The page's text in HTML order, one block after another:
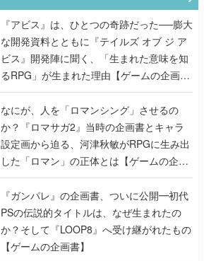
『アビス』は、ひとつの奇跡だった──膨大
な開発資料とともに『テイルズ オブ ジ ア
ビス』開発陣に聞く、「生まれた意味を知
るRPG」が生まれた理由【ゲームの企画
書】
なにが、人を「ロマンシング」させるの
か？『ロマサガ2』当時の企画書とキャラ
設定画から迫る、河津秋敏がRPGに生み出
した「ロマン」の正体とは【ゲームの企画
書】
『ガンパレ』の企画書、ついに公開━初代
PSの伝説的タイトルは、なぜ生まれたの
か？そして『LOOP8』へ受け継がれたもの
【ゲームの企画書】